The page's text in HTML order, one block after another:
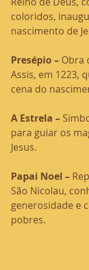
coloridos,
nascimento de
Presépio – Obra
Assis, em 1223,
cena do
A Estrela –
para guiar os
Jesus.
Papai Noel –
São Nicolau,
generosidade e
pobres.